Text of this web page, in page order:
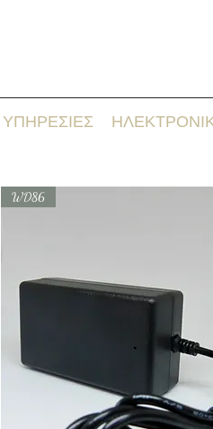
ΥΠΗΡΕΣΙΕΣ
WD86